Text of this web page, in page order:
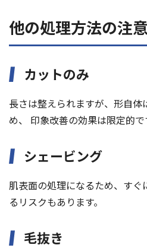
他の処理方法の注
カットのみ
長さは整えられますが、形自
め、 印象改善の効果は限定的で
シェービング
肌表面の処理になるため、すぐ
るリスクもあります。
毛抜き